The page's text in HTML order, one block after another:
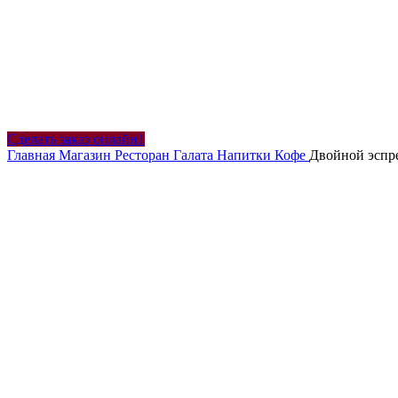
Сделать заказ онлайн1
Главная Магазин Ресторан Галата Напитки Кофе Двойной